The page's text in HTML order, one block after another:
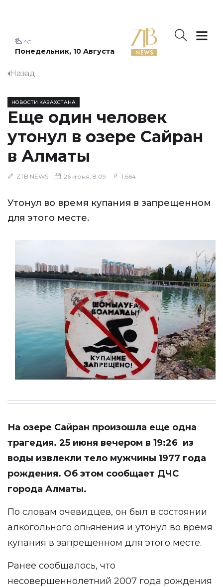
Понедельник, 10 Августа
°C
Назад
НОВОСТИ КАЗАХСТАНА
Еще один человек
утонул в озере Сайран
в Алматы
ZTB NEWS 26 июня, 8:09 1,664
Утонул во время купания в запрещенном
для этого месте.
На озере Сайран произошла еще одна
трагедия. 25 июня вечером в 19:26 из
воды извлекли тело мужчины 1977 года
рождения. Об этом сообщает ДЧС
города Алматы.
По словам очевидцев, он был в состоянии
алкогольного опьянения и утонул во время
купания в запрещенном для этого месте.
Ранее сообщалось, что
несовершеннолетний 2007 года рождения